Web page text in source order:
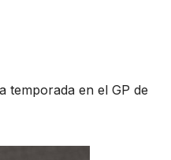
temporada en el GP de